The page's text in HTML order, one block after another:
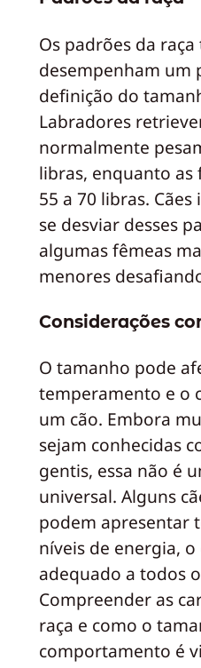
Os padrões da
desempenham um
definição do
Labradores
normalmente
libras, enquanto as
55 a 70 libras.
se desviar desses
algumas fêmeas
menores
Considerações
O tamanho pode
temperamento e o
um cão. Embora
sejam conhecidas
gentis, essa não é
universal. Alguns
podem apresentar
níveis de energia,
adequado a todos
Compreender as
raça e como o
comportamento é